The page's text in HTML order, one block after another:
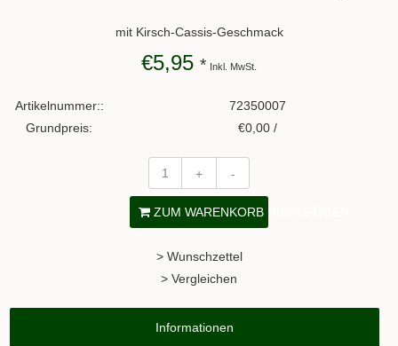
mit Kirsch-Cassis-Geschmack
€5,95 * Inkl. MwSt.
Artikelnummer::
72350007
Grundpreis:
€0,00 /
+ -
ZUM WARENKORB HINZUFÜGEN
> Wunschzettel
> Vergleichen
Informationen